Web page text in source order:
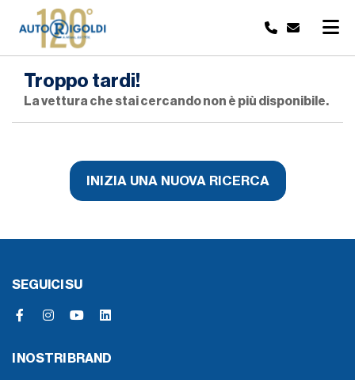
Troppo tardi!
La vettura che stai cercando non è più disponibile.
INIZIA UNA NUOVA RICERCA
SEGUICI SU
I NOSTRI BRAND